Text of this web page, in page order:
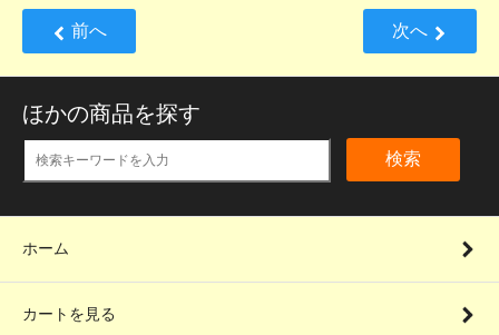
前へ 次へ
ほかの商品を探す
検索
ホーム
カートを見る